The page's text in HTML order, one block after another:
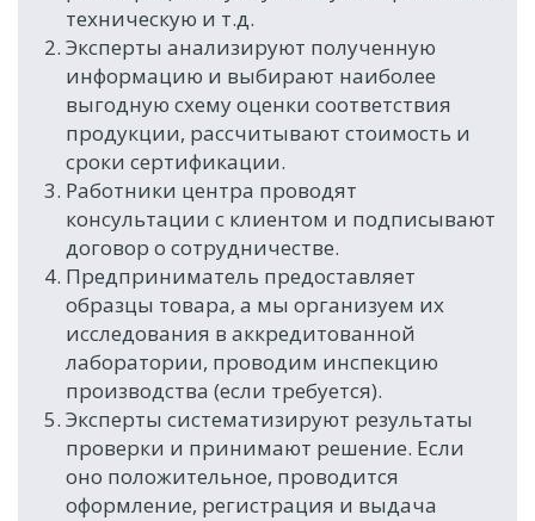
техническую и т.д.
Эксперты анализируют полученную
информацию и выбирают наиболее
выгодную схему оценки соответствия
продукции, рассчитывают стоимость и
сроки сертификации.
Работники центра проводят
консультации с клиентом и подписывают
договор о сотрудничестве.
Предприниматель предоставляет
образцы товара, а мы организуем их
исследования в аккредитованной
лаборатории, проводим инспекцию
производства (если требуется).
Эксперты систематизируют результаты
проверки и принимают решение. Если
оно положительное, проводится
оформление, регистрация и выдача